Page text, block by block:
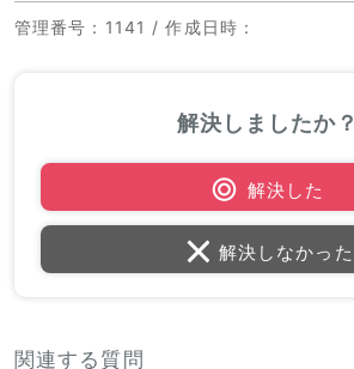
管理番号 ：1141 /作成日時 ：
解決しましたか？
解決した
解決しなかった
関連する質問